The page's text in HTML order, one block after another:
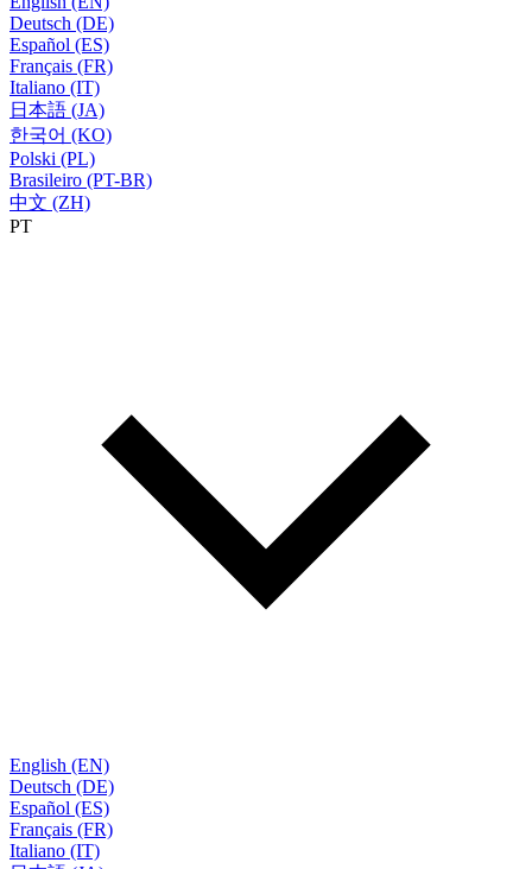
Deutsch (DE)
Español (ES)
Français (FR)
Italiano (IT)
日本語 (JA)
한국어 (KO)
Polski (PL)
Brasileiro (PT-BR)
中文 (ZH)
PT
English (EN)
Deutsch (DE)
Español (ES)
Français (FR)
Italiano (IT)